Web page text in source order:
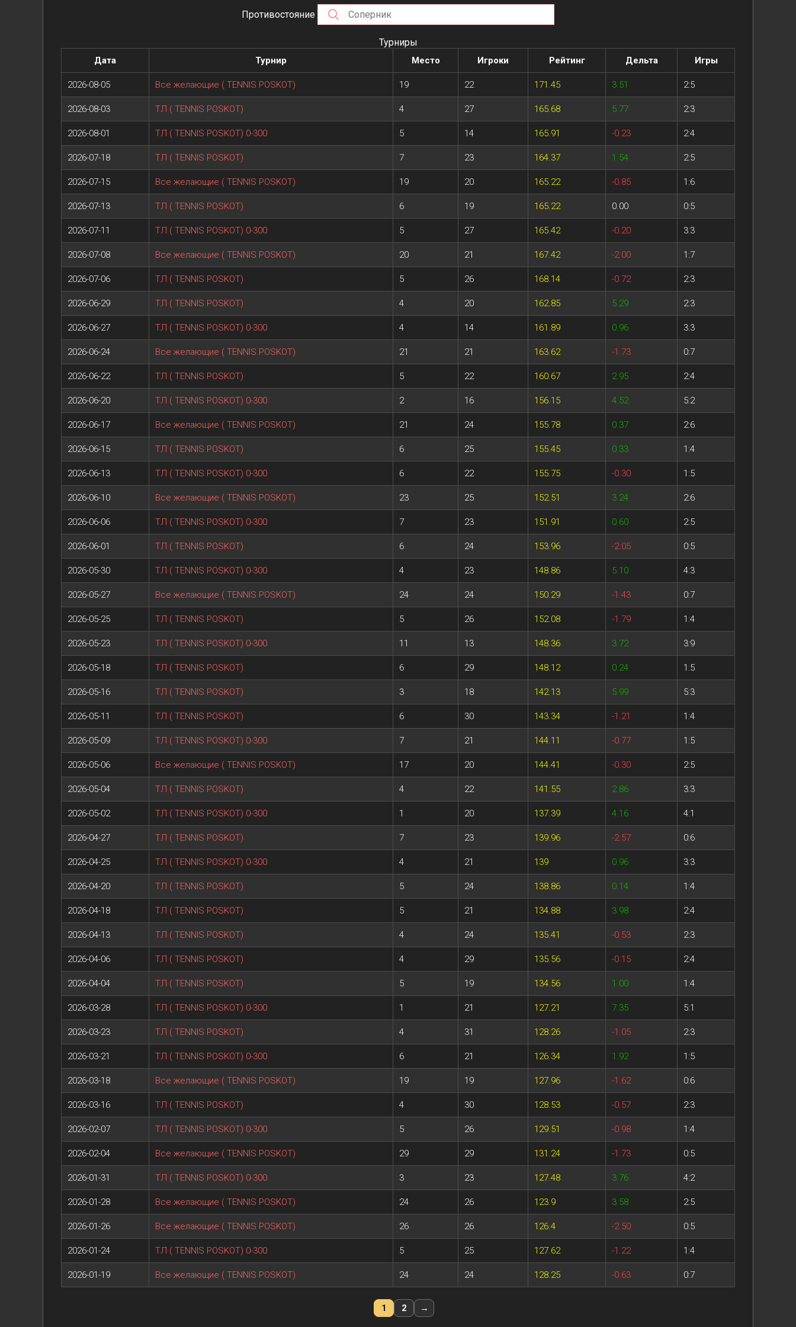
Противостояние
Турниры
Дата Турнир Место Игроки Рейтинг Дельта Игры
2026-08-05 Все желающие ( TENNIS POSKOT) 19 22 171.45 3.51 2:5
2026-08-03 ТЛ ( TENNIS POSKOT) 4 27 165.68 5.77 2:3
2026-08-01 ТЛ ( TENNIS POSKOT) 0-300 5 14 165.91 -0.23 2:4
2026-07-18 ТЛ ( TENNIS POSKOT) 7 23 164.37 1.54 2:5
2026-07-15 Все желающие ( TENNIS POSKOT) 19 20 165.22 -0.85 1:6
2026-07-13 ТЛ ( TENNIS POSKOT) 6 19 165.22 0.00 0:5
2026-07-11 ТЛ ( TENNIS POSKOT) 0-300 5 27 165.42 -0.20 3:3
2026-07-08 Все желающие ( TENNIS POSKOT) 20 21 167.42 -2.00 1:7
2026-07-06 ТЛ ( TENNIS POSKOT) 5 26 168.14 -0.72 2:3
2026-06-29 ТЛ ( TENNIS POSKOT) 4 20 162.85 5.29 2:3
2026-06-27 ТЛ ( TENNIS POSKOT) 0-300 4 14 161.89 0.96 3:3
2026-06-24 Все желающие ( TENNIS POSKOT) 21 21 163.62 -1.73 0:7
2026-06-22 ТЛ ( TENNIS POSKOT) 5 22 160.67 2.95 2:4
2026-06-20 ТЛ ( TENNIS POSKOT) 0-300 2 16 156.15 4.52 5:2
2026-06-17 Все желающие ( TENNIS POSKOT) 21 24 155.78 0.37 2:6
2026-06-15 ТЛ ( TENNIS POSKOT) 6 25 155.45 0.33 1:4
2026-06-13 ТЛ ( TENNIS POSKOT) 0-300 6 22 155.75 -0.30 1:5
2026-06-10 Все желающие ( TENNIS POSKOT) 23 25 152.51 3.24 2:6
2026-06-06 ТЛ ( TENNIS POSKOT) 0-300 7 23 151.91 0.60 2:5
2026-06-01 ТЛ ( TENNIS POSKOT) 6 24 153.96 -2.05 0:5
2026-05-30 ТЛ ( TENNIS POSKOT) 0-300 4 23 148.86 5.10 4:3
2026-05-27 Все желающие ( TENNIS POSKOT) 24 24 150.29 -1.43 0:7
2026-05-25 ТЛ ( TENNIS POSKOT) 5 26 152.08 -1.79 1:4
2026-05-23 ТЛ ( TENNIS POSKOT) 0-300 11 13 148.36 3.72 3:9
2026-05-18 ТЛ ( TENNIS POSKOT) 6 29 148.12 0.24 1:5
2026-05-16 ТЛ ( TENNIS POSKOT) 3 18 142.13 5.99 5:3
2026-05-11 ТЛ ( TENNIS POSKOT) 6 30 143.34 -1.21 1:4
2026-05-09 ТЛ ( TENNIS POSKOT) 0-300 7 21 144.11 -0.77 1:5
2026-05-06 Все желающие ( TENNIS POSKOT) 17 20 144.41 -0.30 2:5
2026-05-04 ТЛ ( TENNIS POSKOT) 4 22 141.55 2.86 3:3
2026-05-02 ТЛ ( TENNIS POSKOT) 0-300 1 20 137.39 4.16 4:1
2026-04-27 ТЛ ( TENNIS POSKOT) 7 23 139.96 -2.57 0:6
2026-04-25 ТЛ ( TENNIS POSKOT) 0-300 4 21 139 0.96 3:3
2026-04-20 ТЛ ( TENNIS POSKOT) 5 24 138.86 0.14 1:4
2026-04-18 ТЛ ( TENNIS POSKOT) 5 21 134.88 3.98 2:4
2026-04-13 ТЛ ( TENNIS POSKOT) 4 24 135.41 -0.53 2:3
2026-04-06 ТЛ ( TENNIS POSKOT) 4 29 135.56 -0.15 2:4
2026-04-04 ТЛ ( TENNIS POSKOT) 5 19 134.56 1.00 1:4
2026-03-28 ТЛ ( TENNIS POSKOT) 0-300 1 21 127.21 7.35 5:1
2026-03-23 ТЛ ( TENNIS POSKOT) 4 31 128.26 -1.05 2:3
2026-03-21 ТЛ ( TENNIS POSKOT) 0-300 6 21 126.34 1.92 1:5
2026-03-18 Все желающие ( TENNIS POSKOT) 19 19 127.96 -1.62 0:6
2026-03-16 ТЛ ( TENNIS POSKOT) 4 30 128.53 -0.57 2:3
2026-02-07 ТЛ ( TENNIS POSKOT) 0-300 5 26 129.51 -0.98 1:4
2026-02-04 Все желающие ( TENNIS POSKOT) 29 29 131.24 -1.73 0:5
2026-01-31 ТЛ ( TENNIS POSKOT) 0-300 3 23 127.48 3.76 4:2
2026-01-28 Все желающие ( TENNIS POSKOT) 24 26 123.9 3.58 2:5
2026-01-26 Все желающие ( TENNIS POSKOT) 26 26 126.4 -2.50 0:5
2026-01-24 ТЛ ( TENNIS POSKOT) 0-300 5 25 127.62 -1.22 1:4
2026-01-19 Все желающие ( TENNIS POSKOT) 24 24 128.25 -0.63 0:7
1 2 →